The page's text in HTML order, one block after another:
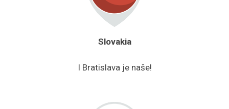
Slovakia
I Bratislava je naše!